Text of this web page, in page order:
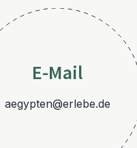
E-Mail
aegypten@erlebe.de